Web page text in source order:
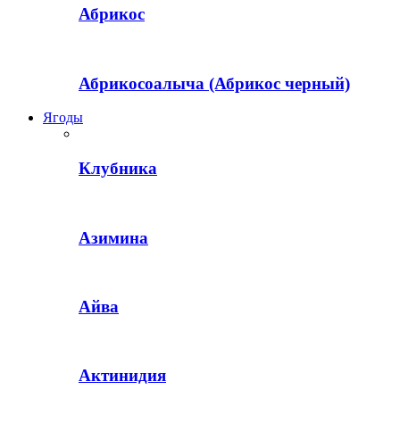
Абрикос
Абрикосоалыча (Абрикос черный)
Ягоды
Клубника
Азимина
Айва
Актинидия